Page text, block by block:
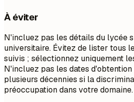
À éviter
N'incluez pas les détails du lycée
universitaire. Évitez de lister tous
suivis ; sélectionnez uniquement
N'incluez pas les dates
plusieurs décennies si la
préoccupation dans votre domaine.